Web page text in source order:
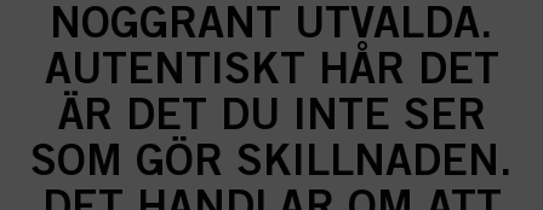
NOGGRANT UTVALDA.
AUTENTISKT HÅR DET
ÄR DET DU INTE SER
SOM GÖR SKILLNADEN.